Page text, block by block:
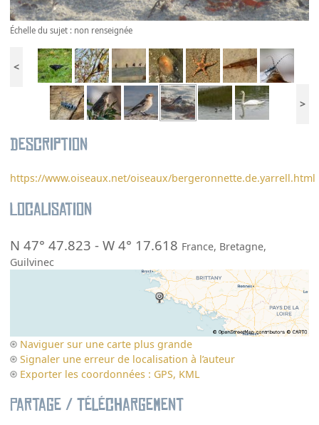
Échelle du sujet : non renseignée
<
>
Description
https://www.oiseaux.net/oiseaux/bergeronnette.de.yarrell.html
Localisation
N 47° 47.823 -W 4° 17.618 France, Bretagne,
Guilvinec
Naviguer sur une carte plus grande
Signaler une erreur de localisation à l’auteur
Exporter les coordonnées : GPS, KML
Partage / Téléchargement